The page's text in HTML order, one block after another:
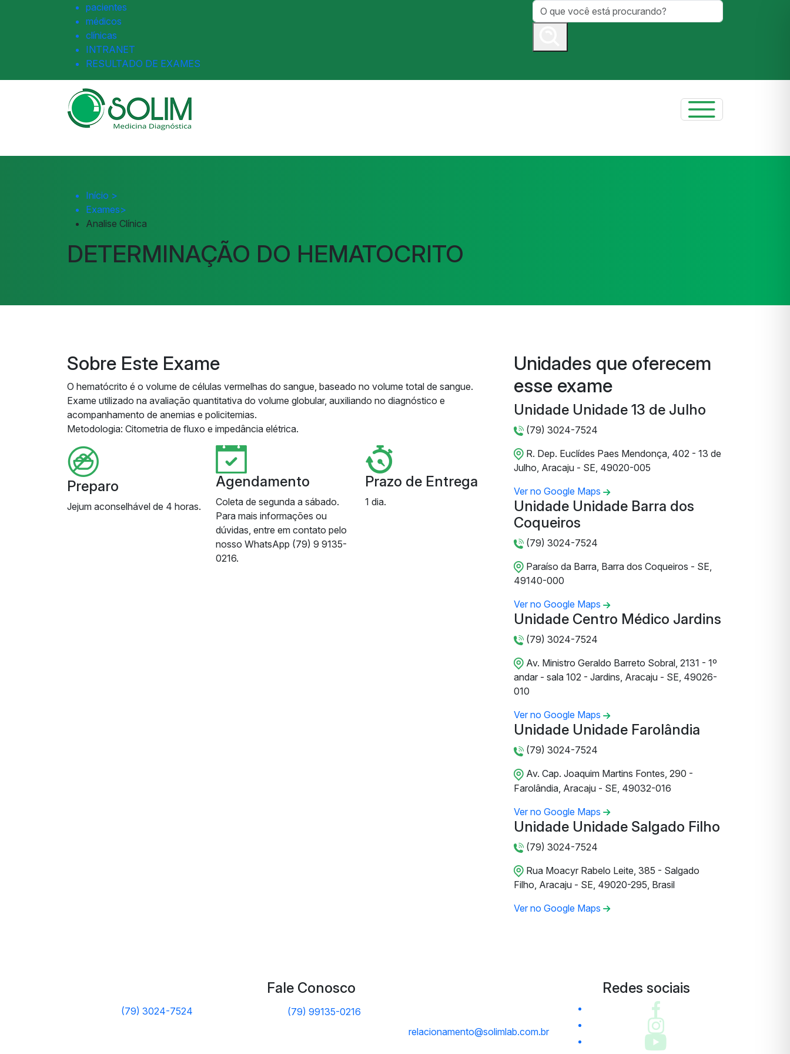
pacientes
médicos
clínicas
INTRANET
RESULTADO DE EXAMES
Início >
Exames>
Analise Clínica
DETERMINAÇÃO DO HEMATOCRITO
Sobre Este Exame
O hematócrito é o volume de células vermelhas do sangue, baseado no volume total de sangue.
Exame utilizado na avaliação quantitativa do volume globular, auxiliando no diagnóstico e
acompanhamento de anemias e policitemias.
Metodologia: Citometria de fluxo e impedância elétrica.
Preparo
Jejum aconselhável de 4 horas.
Agendamento
Coleta de segunda a sábado.
Para mais informações ou
dúvidas, entre em contato pelo
nosso WhatsApp (79) 9 9135-
0216.
Prazo de Entrega
1 dia.
Unidades que oferecem
esse exame
Unidade Unidade 13 de Julho
(79) 3024-7524
R. Dep. Euclídes Paes Mendonça, 402 - 13 de
Julho, Aracaju - SE, 49020-005
Ver no Google Maps
Unidade Unidade Barra dos
Coqueiros
(79) 3024-7524
Paraíso da Barra, Barra dos Coqueiros - SE,
49140-000
Ver no Google Maps
Unidade Centro Médico Jardins
(79) 3024-7524
Av. Ministro Geraldo Barreto Sobral, 2131 - 1º
andar - sala 102 - Jardins, Aracaju - SE, 49026-
010
Ver no Google Maps
Unidade Unidade Farolândia
(79) 3024-7524
Av. Cap. Joaquim Martins Fontes, 290 -
Farolândia, Aracaju - SE, 49032-016
Ver no Google Maps
Unidade Unidade Salgado Filho
(79) 3024-7524
Rua Moacyr Rabelo Leite, 385 - Salgado
Filho, Aracaju - SE, 49020-295, Brasil
Ver no Google Maps
Fale Conosco
(79) 3024-7524
(79) 99135-0216
relacionamento@solimlab.com.br
Redes sociais